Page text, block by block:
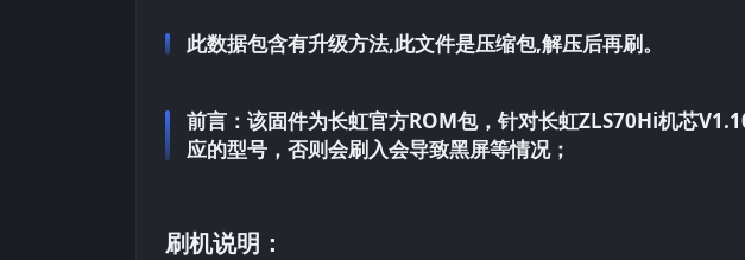
此数据包含有升级方法,此文件是压缩包,解压后再刷。
前言： 该固件为长虹官方ROM包，针对长虹ZLS70Hi机芯
应的型号，否则会刷入会导致黑屏等情况；
刷机说明：